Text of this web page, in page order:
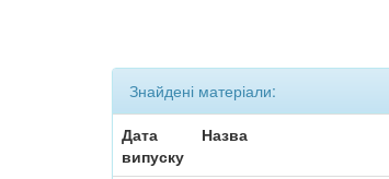
Знайдені матеріали:
Дата
випуску
Назва